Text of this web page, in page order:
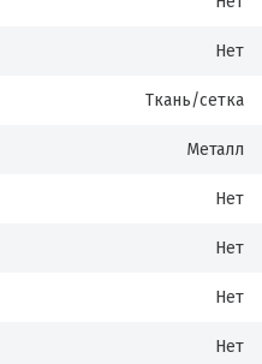
Нет
Ткань/сетка
Металл
Нет
Нет
Нет
Нет